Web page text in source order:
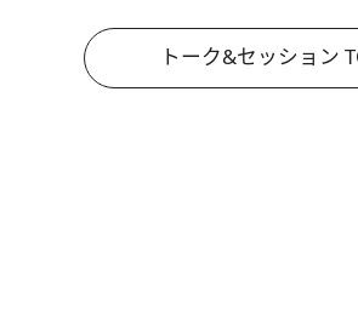
トーク&セッション